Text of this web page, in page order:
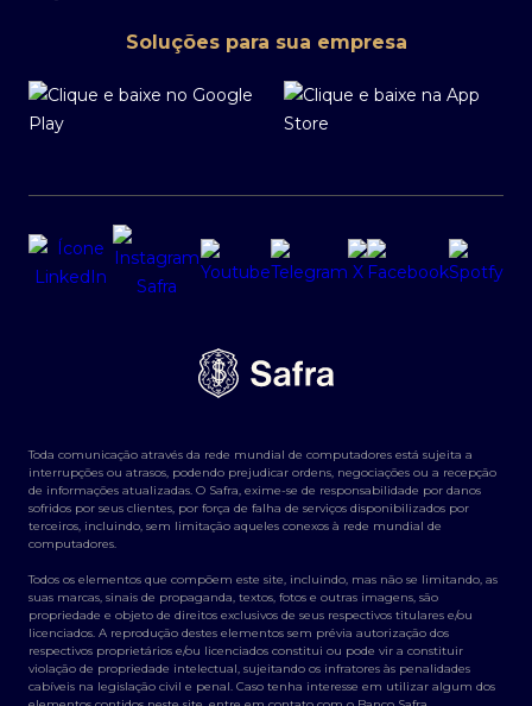
Soluções para sua empresa
Toda comunicação através da rede mundial de computadores está sujeita a
interrupções ou atrasos, podendo prejudicar ordens, negociações ou a recepção
de informações atualizadas. O Safra, exime-se de responsabilidade por danos
sofridos por seus clientes, por força de falha de serviços disponibilizados por
terceiros, incluindo, sem limitação aqueles conexos à rede mundial de
computadores.
Todos os elementos que compõem este site, incluindo, mas não se limitando, as
suas marcas, sinais de propaganda, textos, fotos e outras imagens, são
propriedade e objeto de direitos exclusivos de seus respectivos titulares e/ou
licenciados. A reprodução destes elementos sem prévia autorização dos
respectivos proprietários e/ou licenciados constitui ou pode vir a constituir
violação de propriedade intelectual, sujeitando os infratores às penalidades
cabíveis na legislação civil e penal. Caso tenha interesse em utilizar algum dos